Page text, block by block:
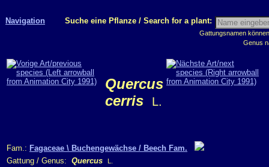
Navigation Suche eine Pflanze / Search for a plant:
Gattungsnamen
Genus
Quercus
cerris
L.
Fam.: Fagaceae \ Buchengewächse / Beech Fam.
Gattung / Genus: Quercus L.